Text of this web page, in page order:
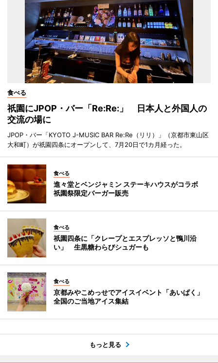
食べる
祇園にJPOP・バー「Re:Re:」 日本人と外国人の
交流の場に
JPOP・バー「KYOTO J-MUSIC BAR Re:Re（リリ）」（京都市東山区
大和町）が祇園四条にオープンして、7月20日で1カ月経った。
食べる
進々堂とベンジャミン ステーキハウスがコラボ
祇園祭限定バーガー販売
食べる
祇園四条に「クレープとエスプレッソと鴨川沿
い」 生黒糖わらびシュガーも
食べる
京都みやこめっせでアイスイベント「あいぱく」
全国のご当地アイス集結
もっと見る